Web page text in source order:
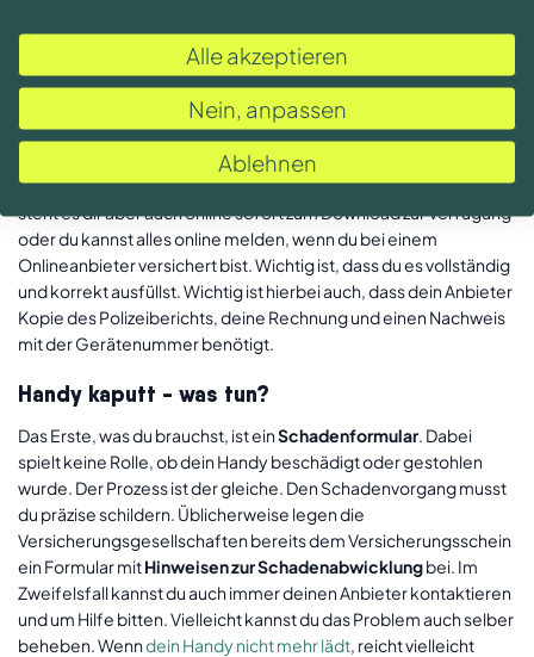
Handy gestohlen - was nun?
Ganz klar - dein erster Weg geht zur Polizei, um eine
ordnungsgemäße Anzeige zu erstatten. Danach setzt du dich mit
deinem Versicherer in Verbindung. Es kann sein, dass du das
Schadenformular mit der Post bekommst, möglicherweise
steht es dir aber auch online sofort zum Download zur Verfügung
oder du kannst alles online melden, wenn du bei einem
Onlineanbieter versichert bist. Wichtig ist, dass du es vollständig
und korrekt ausfüllst. Wichtig ist hierbei auch, dass dein Anbieter
Kopie des Polizeiberichts, deine Rechnung und einen Nachweis
mit der Gerätenummer benötigt.
Handy kaputt - was tun?
Das Erste, was du brauchst, ist einSchadenformular. Dabei
spielt keine Rolle, ob dein Handy beschädigt oder gestohlen
wurde. Der Prozess ist der gleiche. Den Schadenvorgang musst
du präzise schildern. Üblicherweise legen die
Versicherungsgesellschaften bereits dem Versicherungsschein
ein Formular mitHinweisen zur Schadenabwicklungbei. Im
Zweifelsfall kannst du auch immer deinen Anbieter kontaktieren
und um Hilfe bitten. Vielleicht kannst du das Problem auch selber
beheben. Wenndein Handy nicht mehr lädt, reicht vielleicht
Alle akzeptieren
Nein, anpassen
Ablehnen